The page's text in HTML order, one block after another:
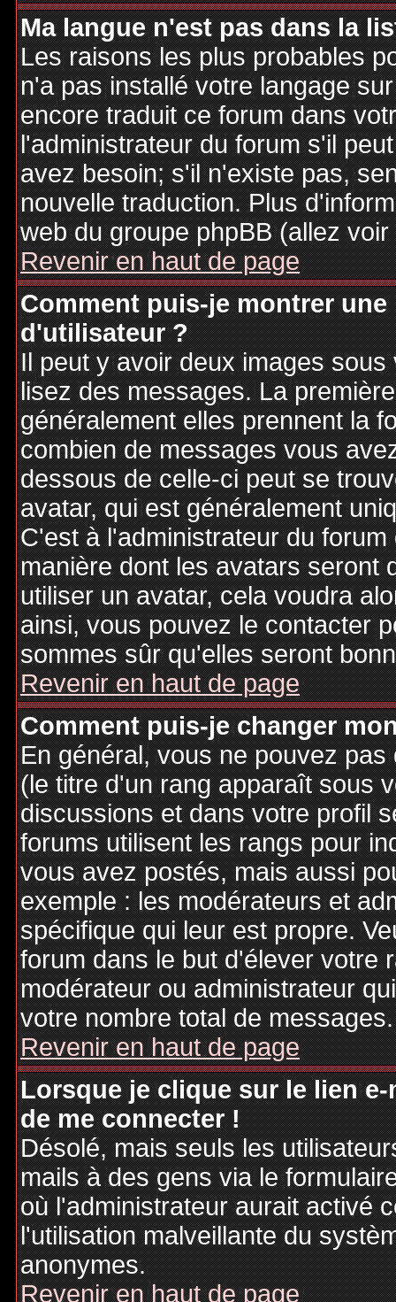
Ma langue n'est pas dans la
Les raisons les plus probables
n'a pas installé votre langage
encore traduit ce forum dans
l'administrateur du forum s'il
avez besoin; s'il n'existe pas,
nouvelle traduction. Plus
web du groupe phpBB (allez
Revenir en haut de page
Comment puis-je montrer
d'utilisateur ?
Il peut y avoir deux images
lisez des messages. La
généralement elles prennent la
combien de messages vous
dessous de celle-ci peut se
avatar, qui est généralement
C'est à l'administrateur du
manière dont les avatars seront
utiliser un avatar, cela voudra
ainsi, vous pouvez le contacter
sommes sûr qu'elles seront
Revenir en haut de page
Comment puis-je changer
En général, vous ne pouvez
(le titre d'un rang apparaît sous
discussions et dans votre profil
forums utilisent les rangs pour
vous avez postés, mais aussi
exemple : les modérateurs et
spécifique qui leur est propre.
forum dans le but d'élever votre
modérateur ou administrateur
votre nombre total de messages.
Revenir en haut de page
Lorsque je clique sur le lien
de me connecter !
Désolé, mais seuls les
mails à des gens via le
où l'administrateur aurait activé
l'utilisation malveillante du
anonymes.
Revenir en haut de page